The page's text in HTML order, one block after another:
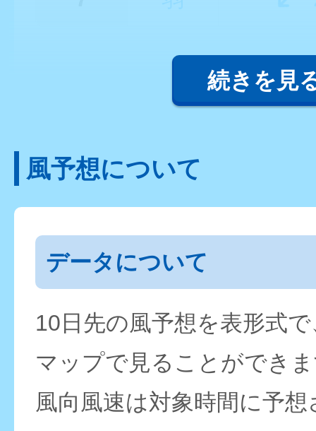
続きを見
風予想について
データについて
10日先の風予想を表形式
マップで見ることができ
風向風速は対象時間に予